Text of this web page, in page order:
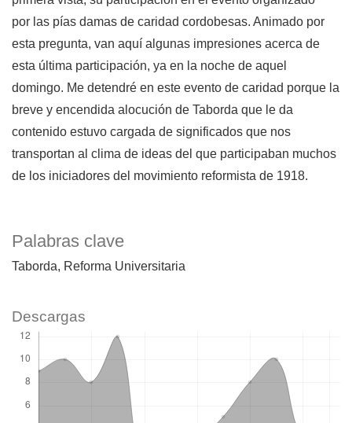
Palabras clave
Taborda Reforma Universitaria
por las pías damas de caridad cordobesas. Animado por
esta pregunta, van aquí algunas impresiones acerca de
esta última participación, ya en la noche de aquel
domingo. Me detendré en este evento de caridad porque la
breve y encendida alocución de Taborda que le da
contenido estuvo cargada de significados que nos
transportan al clima de ideas del que participaban muchos
de los iniciadores del movimiento reformista de 1918.
Descargas